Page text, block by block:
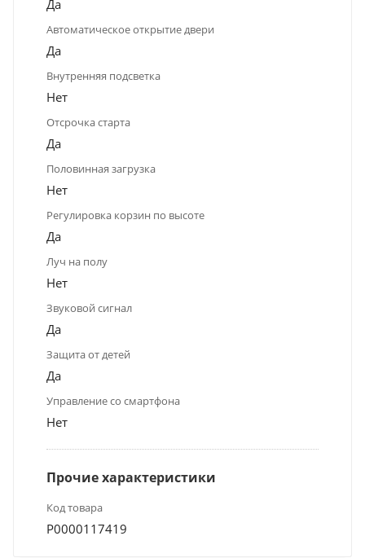
Да
Автоматическое открытие двери
Да
Внутренняя подсветка
Нет
Отсрочка старта
Да
Половинная загрузка
Нет
Регулировка корзин по высоте
Да
Луч на полу
Нет
Звуковой сигнал
Да
Защита от детей
Да
Управление со смартфона
Нет
Прочие характеристики
Код товара
Р0000117419